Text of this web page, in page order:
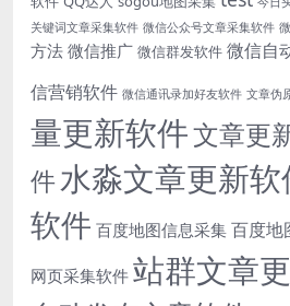
关键词文章采集软件 微信公众号文章采集软件
方法 微信推广 微信群发软件 微信自
信营销软件 微信通讯录加好友软件 文章伪
量更新软件文章更
件水淼文章更新软
软件 百度地图信息采集 百度地
网页采集软件 站群文章